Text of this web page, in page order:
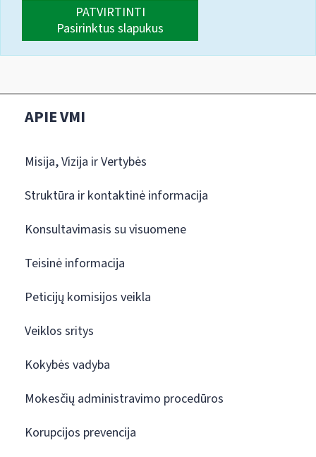
PATVIRTINTI
Pasirinktus slapukus
APIE VMI
Misija, Vizija ir Vertybės
Struktūra ir kontaktinė informacija
Konsultavimasis su visuomene
Teisinė informacija
Peticijų komisijos veikla
Veiklos sritys
Kokybės vadyba
Mokesčių administravimo procedūros
Korupcijos prevencija